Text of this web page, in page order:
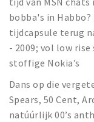
Baroniepoorten
Sport
Privacy
Inloggen
bobba's in Habbo?
tijdcapsule terug
- 2009; vol low
stoffige Nokia’s
Dans op die
Spears, 50 Cent,
natúúrlijk 00’s